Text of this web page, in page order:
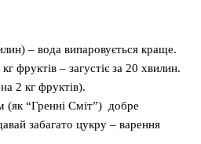
– вода випаровується краще.
фруктів – загустіє за 20 хвилин.
2 кг фруктів).
(як “Гренні Сміт”) добре
забагато цукру – варення